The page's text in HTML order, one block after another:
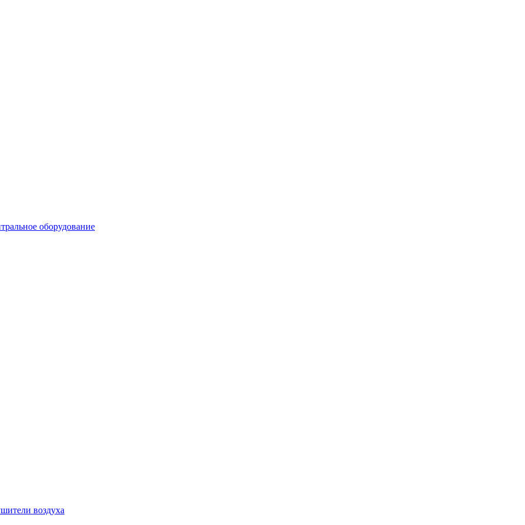
оборудование
воздуха